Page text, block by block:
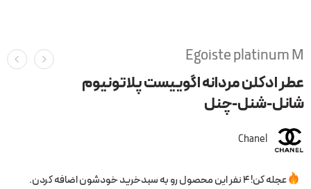
Egoiste platinum M
عطر ادکلن مردانه اگوییست پلاتونیوم
شانل-شنل-چنل
Chanel
عجله کن! 4 نفر این محصول رو به سبدخرید خودشون اضافه کردن.